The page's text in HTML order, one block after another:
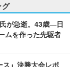
グ
が急逝。43歳―日
ムを作った先駆者
ス』決勝大会レポ